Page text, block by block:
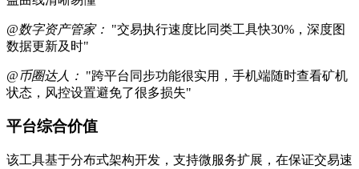
@数字资产管家： "交易执行速度比同类工具快30%，深度图
数据更新及时"
@币圈达人： "跨平台同步功能很实用，手机端随时查看矿机
状态，风控设置避免了很多损失"
平台综合价值
该工具基于分布式架构开发，支持微服务扩展，在保证交易速